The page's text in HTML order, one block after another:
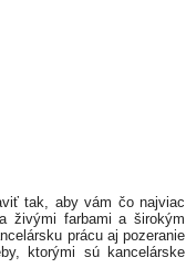
tak, aby vám čo najviac
živými farbami a širokým
prácu aj pozeranie
ktorými sú kancelárske